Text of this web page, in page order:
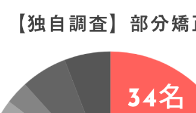
①前歯のガタガタが大きい
③奥歯の噛み合わせに問題がある
④抜歯が必要になる
⑤骨格の問題が大きい